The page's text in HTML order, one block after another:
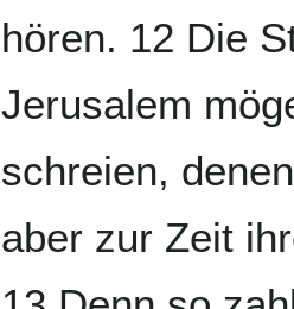
hören. 12 Die
Jerusalem
schreien,
aber zur Zeit